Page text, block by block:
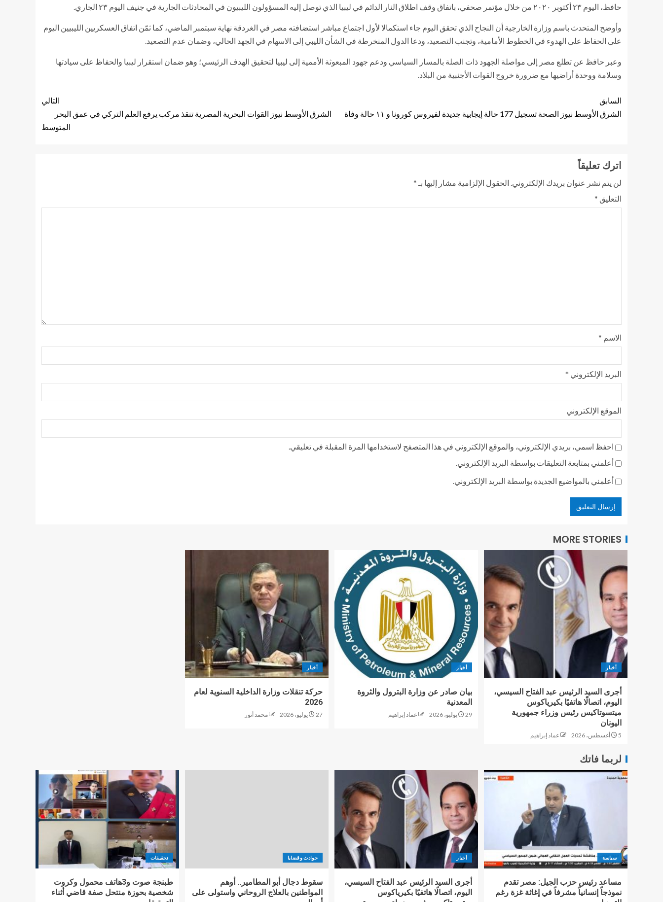
حافظ، اليوم ٢٣ أكتوبر ٢٠٢٠ من خلال مؤتمر صحفي، باتفاق وقف اطلاق النار الدائم في ليبيا الذي توصل إليه المسؤولون الليبيون في المحادثات الجارية في جنيف اليوم ٢٣ الجاري.
وأوضح المتحدث باسم وزارة الخارجية أن النجاح الذي تحقق اليوم جاء استكمالا لأول اجتماع مباشر استضافته مصر في الغردقة نهاية سبتمبر الماضي، كما ثمّن اتفاق العسكريين الليبيين اليوم
على الحفاظ على الهدوء في الخطوط الأمامية، وتجنب التصعيد، ودعا الدول المنخرطة في الشأن الليبي إلى الاسهام في الجهد الحالي، وضمان عدم التصعيد.
وعبر حافظ عن تطلع مصر إلى مواصلة الجهود ذات الصلة بالمسار السياسي ودعم جهود المبعوثة الأممية إلى ليبيا لتحقيق الهدف الرئيسي؛ وهو ضمان استقرار ليبيا والحفاظ على سيادتها
وسلامة ووحدة أراضيها مع ضرورة خروج القوات الأجنبية من البلاد.
السابق
الشرق الأوسط نيوز الصحة تسجيل 177 حالة إيجابية جديدة لفيروس كورونا و ١١ حالة وفاة
التالي
الشرق الأوسط نيوز القوات البحرية المصرية تنقذ مركب يرفع العلم التركي في عمق البحر
المتوسط
اترك تعليقاً
لن يتم نشر عنوان بريدك الإلكتروني. الحقول الإلزامية مشار إليها بـ *
التعليق *
الاسم *
البريد الإلكتروني *
الموقع الإلكتروني
احفظ اسمي، بريدي الإلكتروني، والموقع الإلكتروني في هذا المتصفح لاستخدامها المرة المقبلة في تعليقي.
أعلمني بمتابعة التعليقات بواسطة البريد الإلكتروني.
أعلمني بالمواضيع الجديدة بواسطة البريد الإلكتروني.
MORE STORIES
أخبار
أجرى السيد الرئيس عبد الفتاح السيسي،
اليوم، اتصالًا هاتفيًا بكيرياكوس
ميتسوتاكيس رئيس وزراء جمهورية
اليونان
5 أغسطس، 2026 عماد إبراهيم
أخبار
بيان صادر عن وزارة البترول والثروة
المعدنية
29 يوليو، 2026 عماد إبراهيم
أخبار
حركة تنقلات وزارة الداخلية السنوية لعام
2026
27 يوليو، 2026 محمد أنور
لربما فاتك
سياسة
مساعد رئيس حزب الجيل: مصر تقدم
نموذجاً إنسانياً مشرفاً في إغاثة غزة رغم
أخبار
أجرى السيد الرئيس عبد الفتاح السيسي،
اليوم، اتصالًا هاتفيًا بكيرياكوس
حوادث وقضايا
سقوط دجال أبو المطامير.. أوهم
المواطنين بالعلاج الروحاني واستولى على
تحقيقات
طبنجة صوت و3هاتف محمول وكروت
شخصية بحوزة منتحل صفة قاضي أثناء